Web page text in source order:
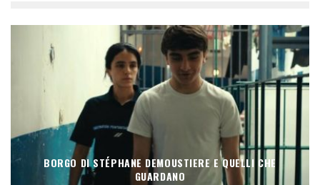
BORGO DI STÉPHANE DEMOUSTIERE E QUELLI CHE
GUARDANO